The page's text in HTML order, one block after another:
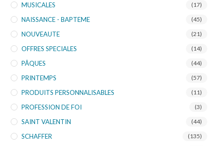
MUSICALES (17)
NAISSANCE - BAPTEME (45)
NOUVEAUTE (21)
OFFRES SPECIALES (14)
PÂQUES (44)
PRINTEMPS (57)
PRODUITS PERSONNALISABLES (11)
PROFESSION DE FOI (3)
SAINT VALENTIN (44)
SCHAFFER (135)